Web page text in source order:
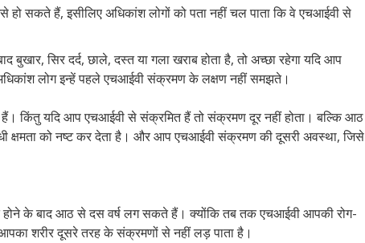
सकते हैं, इसीलिए अधिकांश लोगों को पता नहीं चल पाता कि वे एचआईवी से
सिर दर्द, छाले, दस्त या गला खराब होता है, तो अच्छा रहेगा यदि आप
लोग इन्हें पहले एचआईवी संक्रमण के लक्षण नहीं समझते।
किंतु यदि आप एचआईवी से संक्रमित हैं तो संक्रमण दूर नहीं होता। बल्कि आठ
क्षमता को नष्ट कर देता है। और आप एचआईवी संक्रमण की दूसरी अवस्था, जिसे
के बाद आठ से दस वर्ष लग सकते हैं। क्योंकि तब तक एचआईवी आपकी रोग-
आपका शरीर दूसरे तरह के संक्रमणों से नहीं लड़ पाता है।